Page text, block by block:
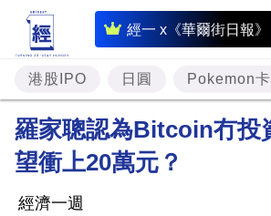
經一 x《華爾街日報》
即
時
財
經
專
題
港股IPO 日圓 Pokemon卡
羅家聰認為Bitcoin冇投
望衝上20萬元？
經濟一週